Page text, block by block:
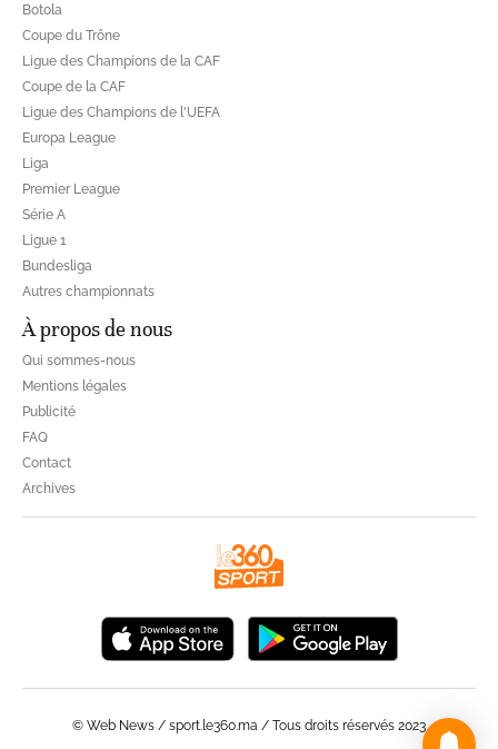
Botola
Coupe du Trône
Ligue des Champions de la CAF
Coupe de la CAF
Ligue des Champions de l'UEFA
Europa League
Liga
Premier League
Série A
Ligue 1
Bundesliga
Autres championnats
À propos de nous
Qui sommes-nous
Mentions légales
Publicité
FAQ
Contact
Archives
© Web News / sport.le360.ma / Tous droits réservés 2023